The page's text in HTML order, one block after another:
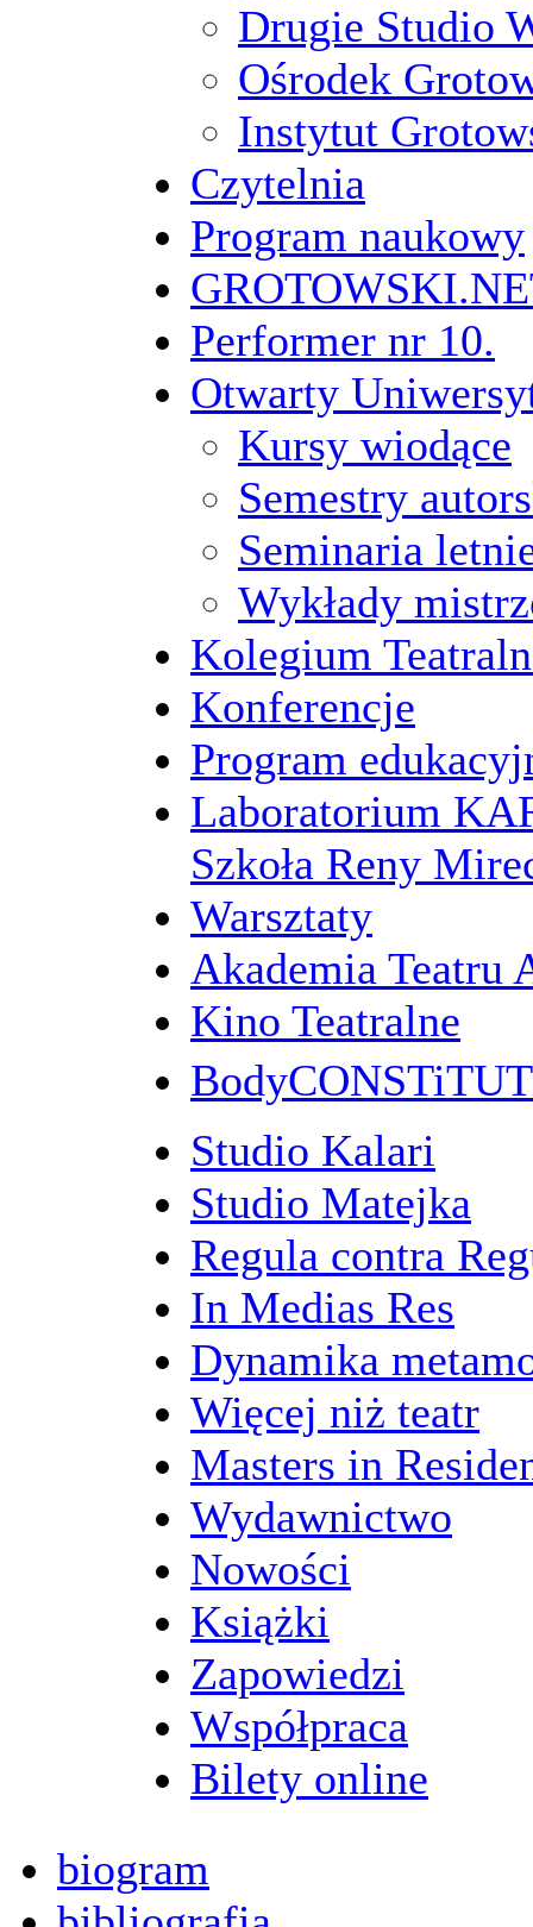
Drugie Studio
Ośrodek
Instytut
Czytelnia
Program naukowy
Performer nr 10.
Otwarty
Kursy wiodące
Semestry
Seminaria
Wykłady
Kolegium
Konferencje
Program
Laboratorium
Szkoła Reny
Warsztaty
Akademia Teatru
Kino Teatralne
Studio Kalari
Studio Matejka
Regula contra
In Medias Res
Dynamika
Więcej niż teatr
Masters in
Wydawnictwo
Nowości
Książki
Zapowiedzi
Współpraca
Bilety online
biogram